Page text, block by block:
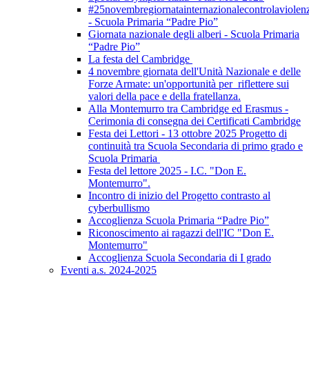
- Scuola Primaria “Padre Pio”
Giornata nazionale degli alberi - Scuola Primaria
“Padre Pio”
La festa del Cambridge
4 novembre giornata dell'Unità Nazionale e delle
Forze Armate: un'opportunità per riflettere sui
valori della pace e della fratellanza.
Alla Montemurro tra Cambridge ed Erasmus -
Cerimonia di consegna dei Certificati Cambridge
Festa dei Lettori - 13 ottobre 2025 Progetto di
continuità tra Scuola Secondaria di primo grado e
Scuola Primaria
Festa del lettore 2025 - I.C. "Don E.
Montemurro".
Incontro di inizio del Progetto contrasto al
cyberbullismo
Accoglienza Scuola Primaria “Padre Pio”
Riconoscimento ai ragazzi dell'IC "Don E.
Montemurro"
Accoglienza Scuola Secondaria di I grado
Eventi a.s. 2024-2025